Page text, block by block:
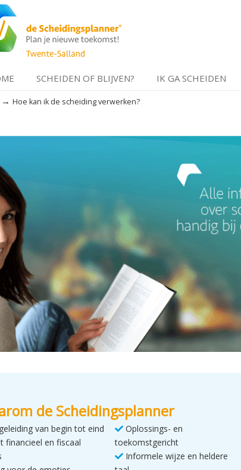
SCHEIDEN OF BLIJVEN? IK GA SCHEIDEN
→ Hoe kan ik de scheiding verwerken?
de Scheidingsplanner
van begin tot eind
financieel en fiscaal
Oplossings- en
toekomstgericht
Informele wijze en heldere